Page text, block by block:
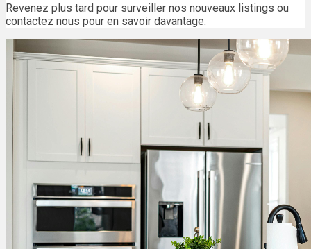
Revenez plus tard pour surveiller nos nouveaux listings ou
contactez nous pour en savoir davantage.